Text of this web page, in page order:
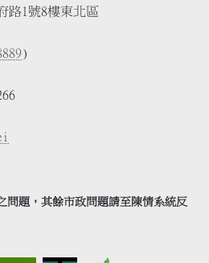
路1號8樓東北區
)
問題，其餘市政問題請至陳情系統反